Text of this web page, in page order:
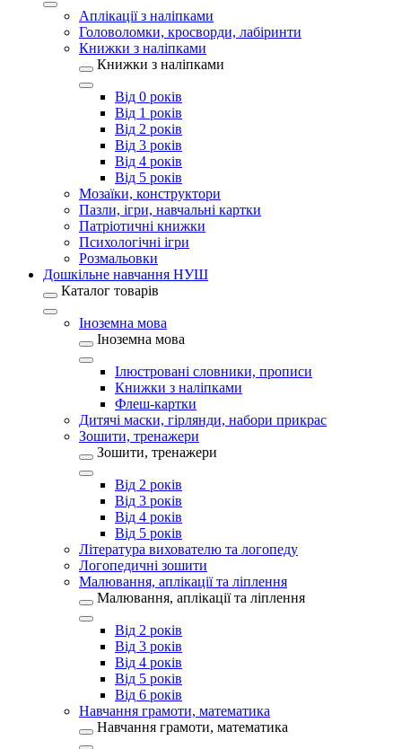
Аплікації з наліпками
Головоломки, кросворди, лабіринти
Книжки з наліпками
Книжки з наліпками
Від 0 років
Від 1 років
Від 2 років
Від 3 років
Від 4 років
Від 5 років
Мозаїки, конструктори
Пазли, ігри, навчальні картки
Патріотичні книжки
Психологічні ігри
Розмальовки
Дошкільне навчання НУШ
Каталог товарів
Іноземна мова
Іноземна мова
Ілюстровані словники, прописи
Книжки з наліпками
Флеш-картки
Дитячі маски, гірлянди, набори прикрас
Зошити, тренажери
Зошити, тренажери
Від 2 років
Від 3 років
Від 4 років
Від 5 років
Література вихователю та логопеду
Логопедичні зошити
Малювання, аплікації та ліплення
Малювання, аплікації та ліплення
Від 2 років
Від 3 років
Від 4 років
Від 5 років
Від 6 років
Навчання грамоти, математика
Навчання грамоти, математика